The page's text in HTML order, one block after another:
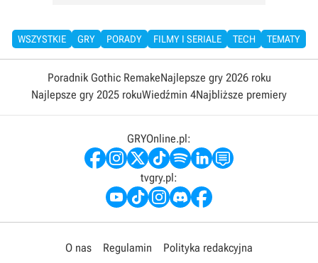
WSZYSTKIE GRY PORADY FILMY I SERIALE TECH TEMATY
Poradnik Gothic RemakeNajlepsze gry 2026 roku
Najlepsze gry 2025 rokuWiedźmin 4Najbliższe premiery
GRYOnline.pl:
tvgry.pl:
O nas Regulamin Polityka redakcyjna